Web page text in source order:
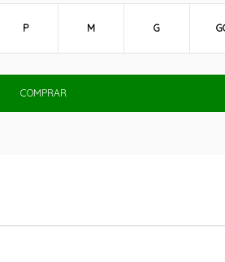
P M G
COMPRAR